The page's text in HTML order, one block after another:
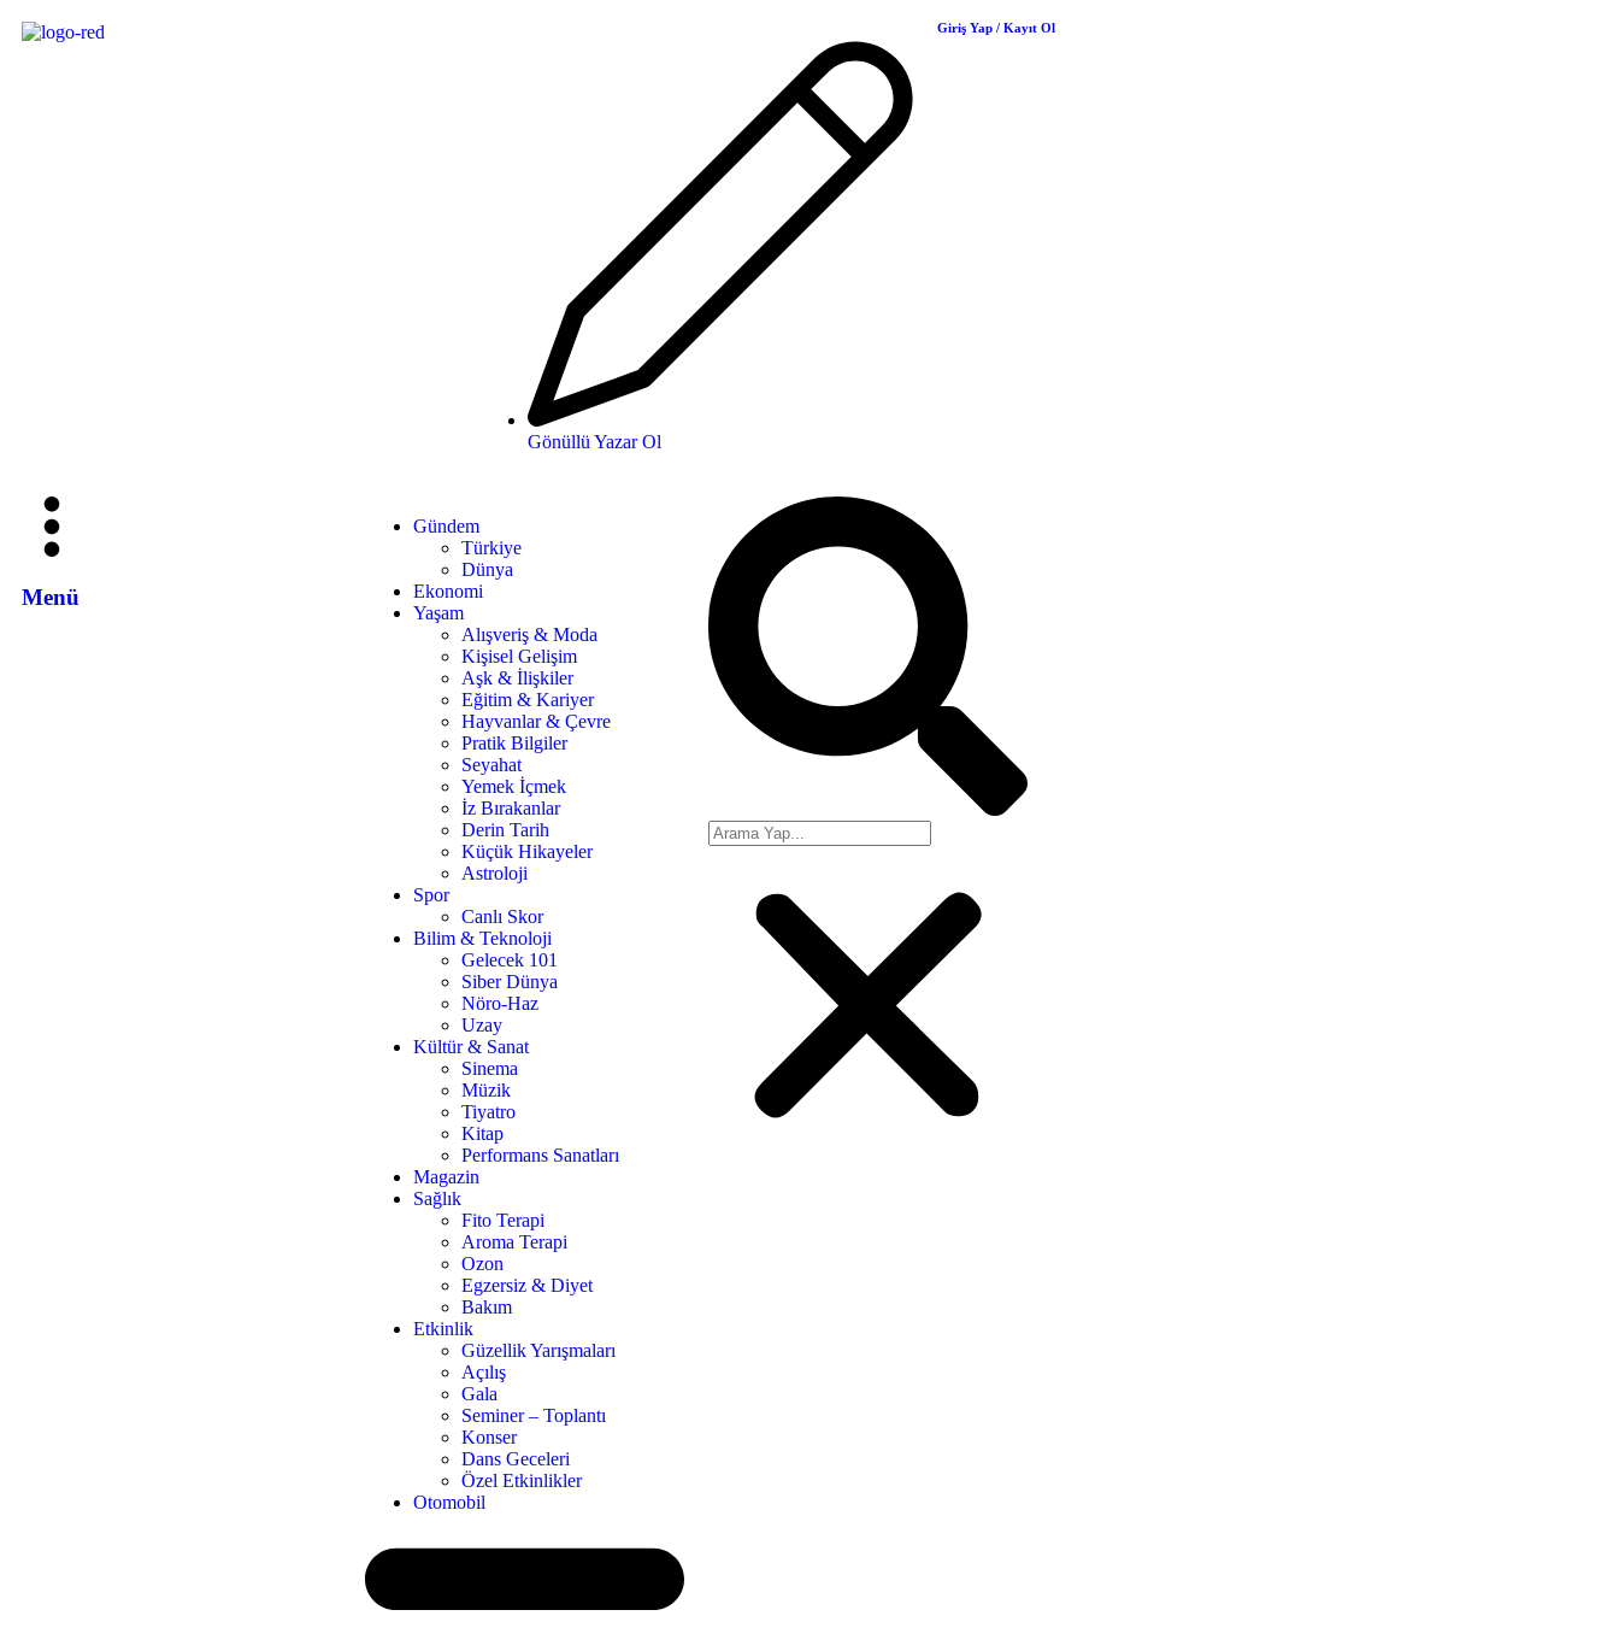
Gönüllü Yazar Ol
Giriş Yap / Kayıt Ol
Menü
Gündem
Türkiye
Dünya
Ekonomi
Yaşam
Alışveriş & Moda
Kişisel Gelişim
Aşk & İlişkiler
Eğitim & Kariyer
Hayvanlar & Çevre
Pratik Bilgiler
Seyahat
Yemek İçmek
İz Bırakanlar
Derin Tarih
Küçük Hikayeler
Astroloji
Spor
Canlı Skor
Bilim & Teknoloji
Gelecek 101
Siber Dünya
Nöro-Haz
Uzay
Kültür & Sanat
Sinema
Müzik
Tiyatro
Kitap
Performans Sanatları
Magazin
Sağlık
Fito Terapi
Aroma Terapi
Ozon
Egzersiz & Diyet
Bakım
Etkinlik
Güzellik Yarışmaları
Açılış
Gala
Seminer – Toplantı
Konser
Dans Geceleri
Özel Etkinlikler
Otomobil